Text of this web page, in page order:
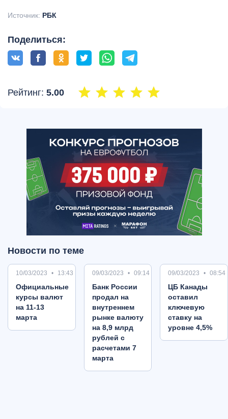
Источник: РБК
Поделиться:
Рейтинг: 5.00
Новости по теме
10/03/2023 13:43
Oфициальные
курсы валют
на 11-13
марта
09/03/2023 09:14
Банк России
продал на
внутреннем
рынке валюту
на 8,9 млрд
рублей с
расчетами 7
марта
09/03/2023 08:54
ЦБ Канады
оставил
ключевую
ставку на
уровне 4,5%